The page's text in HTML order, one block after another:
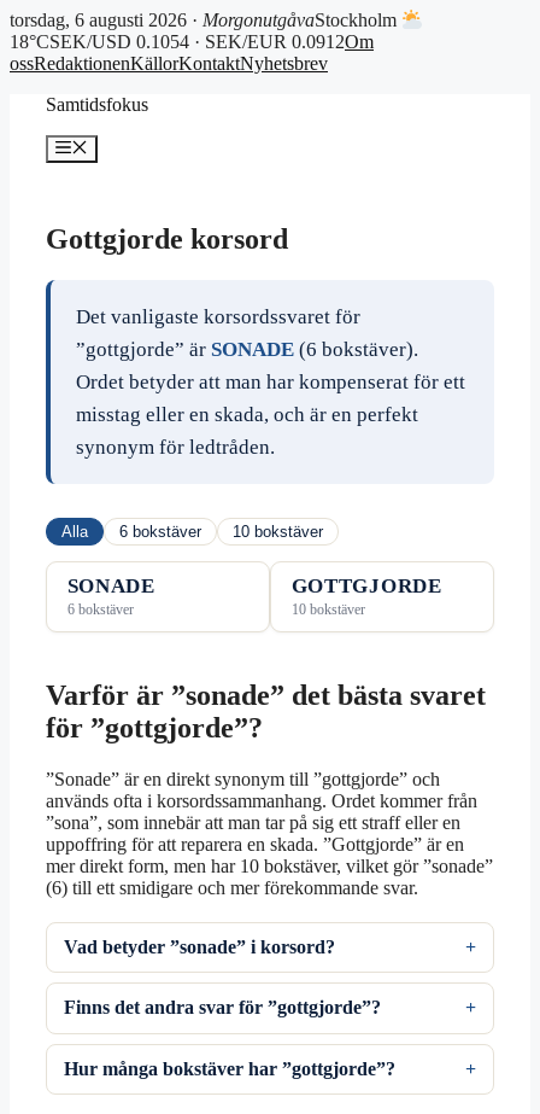
torsdag, 6 augusti 2026 · MorgonutgåvaStockholm
18°CSEK/USD 0.1054 · SEK/EUR 0.0912Om
ossRedaktionenKällorKontaktNyhetsbrev
Samtidsfokus
Meny
Gottgjorde korsord
Det vanligaste korsordssvaret för
”gottgjorde” är SONADE(6 bokstäver).
Ordet betyder att man har kompenserat för ett
misstag eller en skada, och är en perfekt
synonym för ledtråden.
Alla 6 bokstäver 10 bokstäver
SONADE
6 bokstäver
GOTTGJORDE
10 bokstäver
Varför är ”sonade” det bästa svaret
för ”gottgjorde”?
”Sonade” är en direkt synonym till ”gottgjorde” och
används ofta i korsordssammanhang. Ordet kommer från
”sona”, som innebär att man tar på sig ett straff eller en
uppoffring för att reparera en skada. ”Gottgjorde” är en
mer direkt form, men har 10 bokstäver, vilket gör ”sonade”
(6) till ett smidigare och mer förekommande svar.
Vad betyder ”sonade” i korsord?
Finns det andra svar för ”gottgjorde”?
Hur många bokstäver har ”gottgjorde”?